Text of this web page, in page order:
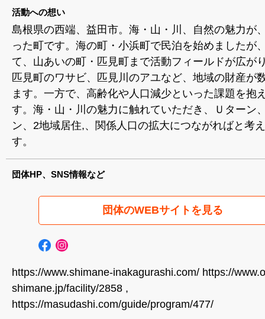
活動への想い
島根県の西端、益田市。海・山・川、自然の魅力が
った町です。海の町・小浜町で民泊を始めましたが
て、山あいの町・匹見町まで活動フィールドが広が
匹見町のワサビ、匹見川のアユなど、地域の財産が
ます。一方で、高齢化や人口減少といった課題を抱
す。海・山・川の魅力に触れていただき、Ｕターン
ン、2地域居住,、関係人口の拡大につながればと考
す。
団体HP、SNS情報など
団体のWEBサイトを見る
https://www.shimane-inakagurashi.com/ https://
shimane.jp/facility/2858 ,
https://masudashi.com/guide/program/477/